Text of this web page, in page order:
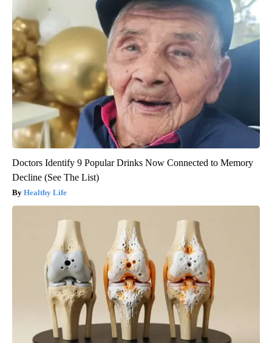
Doctors Identify 9 Popular Drinks Now Connected to Memory
Decline (See The List)
Healthy Life